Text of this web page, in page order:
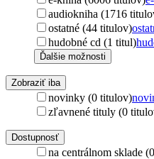
audiokniha (1716
ostatné (44 titulov)
hudobné cd (1 titul)
Ďalšie možnosti
Zobraziť iba
novinky (0 titulov)
zľavnené tituly (0
Dostupnosť
na centrálnom sklade